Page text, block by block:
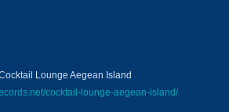
Lounge Aegean Island
cocktail-lounge-aegean-island/